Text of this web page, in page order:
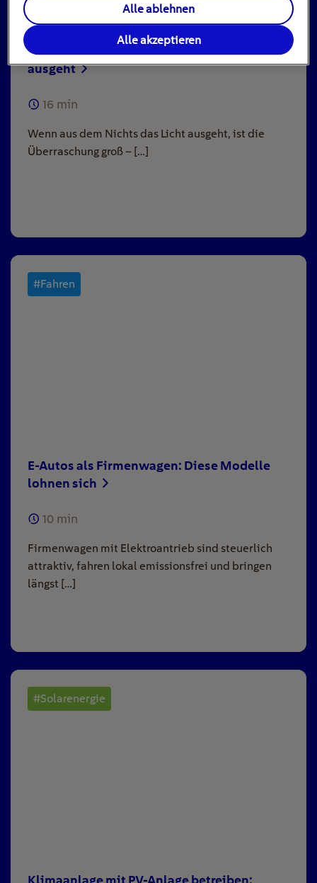
Stromausfall: Das ist zu tun, wenn das Licht
ausgeht
16 min
Wenn aus dem Nichts das Licht ausgeht, ist die
Überraschung groß – […]
#Fahren
E-Autos als Firmenwagen: Diese Modelle
lohnen sich
10 min
Firmenwagen mit Elektroantrieb sind steuerlich
attraktiv, fahren lokal emissionsfrei und bringen
längst […]
#Solarenergie
Klimaanlage mit PV-Anlage betreiben:
Alle ablehnen
Alle akzeptieren